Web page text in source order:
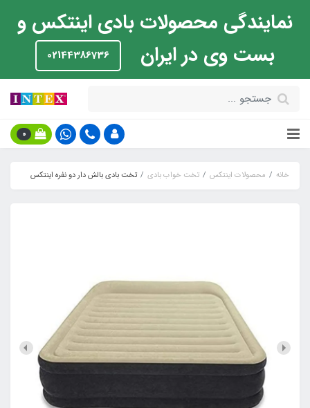
نمایندگی محصولات بادی اینتکس و
بست وی در ایران
02144386736
0
خانه محصولات اینتکس تخت خواب بادی تخت بادی بالش دار دو نفره اینتکس